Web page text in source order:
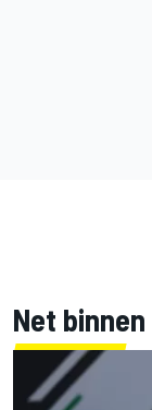
Net binnen